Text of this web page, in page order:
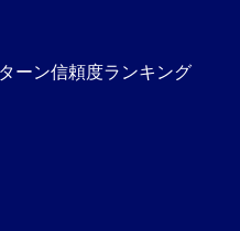
ーン信頼度ランキング